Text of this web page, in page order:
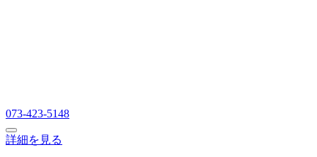
073-423-5148
詳細を見る